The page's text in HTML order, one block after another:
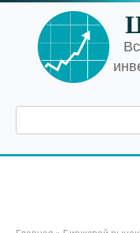
Перейти
контенту
Поиск: